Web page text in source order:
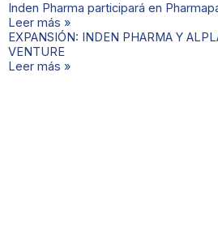
Inden Pharma participará en
Leer más »
EXPANSIÓN: INDEN PHARMA Y
VENTURE
Leer más »